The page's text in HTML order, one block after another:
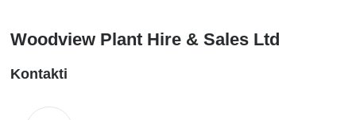
Woodview Plant Hire & Sales Ltd
Kontakti